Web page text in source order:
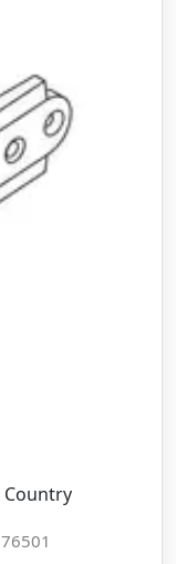
Country